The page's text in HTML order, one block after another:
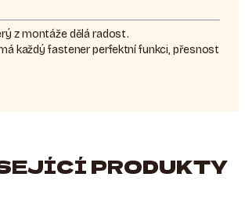
z montáže dělá radost.
každý fastener perfektní funkci, přesnost
PRODUKTY